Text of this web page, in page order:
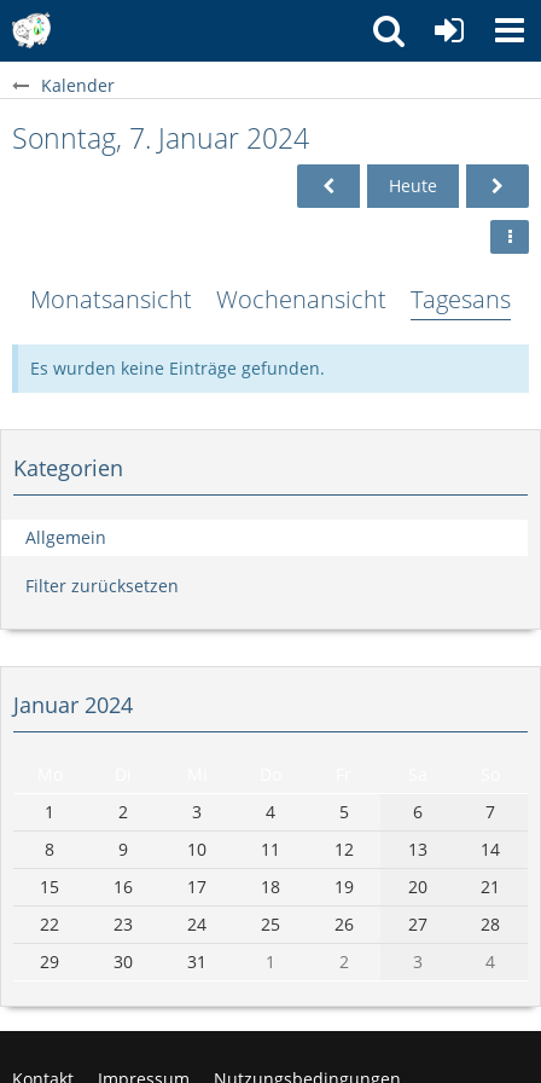
Kalender
Sonntag, 7. Januar 2024
Heute
Monatsansicht Wochenansicht
Es wurden keine Einträge gefunden.
Kategorien
Allgemein
Filter zurücksetzen
Januar 2024
1
2 3 4 5 6
7
8
9 10 11 12 13
14
15
16 17 18 19 20
21
22
23 24 25 26 27
28
29
30 31 1 2 3 4